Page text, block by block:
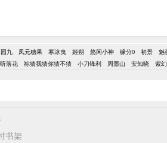
园九 凤元糖果 寒冰曳 姬朔 悠闲小神 缘分0 初景 魅
落花 祢猜我猜你猜不猜 小刀锋利 周墨山 安知晓 紫
书架